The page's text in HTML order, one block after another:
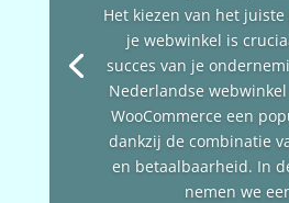
Het kiezen van het
je webwinkel is
succes van je
Nederlandse
WooCommerce een
dankzij de combinatie
en betaalbaarheid. In
nemen we